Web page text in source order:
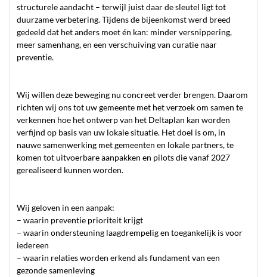
structurele aandacht – terwijl juist daar de sleutel ligt tot
duurzame verbetering. Tijdens de bijeenkomst werd breed
gedeeld dat het anders moet én kan: minder versnippering,
meer samenhang, en een verschuiving van curatie naar
preventie.
Wij willen deze beweging nu concreet verder brengen. Daarom
richten wij ons tot uw gemeente met het verzoek om samen te
verkennen hoe het ontwerp van het Deltaplan kan worden
verfijnd op basis van uw lokale situatie. Het doel is om, in
nauwe samenwerking met gemeenten en lokale partners, te
komen tot uitvoerbare aanpakken en pilots die vanaf 2027
gerealiseerd kunnen worden.
Wij geloven in een aanpak:
– waarin preventie prioriteit krijgt
– waarin ondersteuning laagdrempelig en toegankelijk is voor
iedereen
– waarin relaties worden erkend als fundament van een
gezonde samenleving